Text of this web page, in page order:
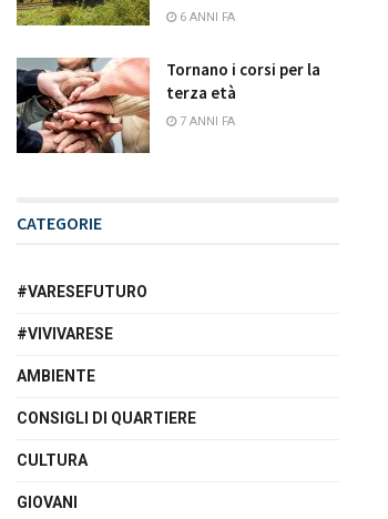
6 ANNI FA
Tornano i corsi per la
terza età
7 ANNI FA
CATEGORIE
#VARESEFUTURO
#VIVIVARESE
AMBIENTE
CONSIGLI DI QUARTIERE
CULTURA
GIOVANI